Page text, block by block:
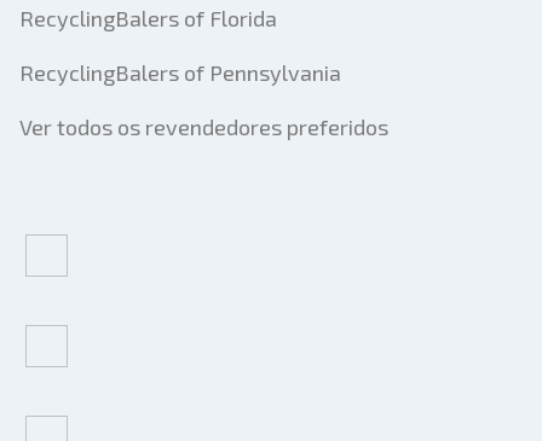
RecyclingBalers of Florida
RecyclingBalers of Pennsylvania
Ver todos os revendedores preferidos